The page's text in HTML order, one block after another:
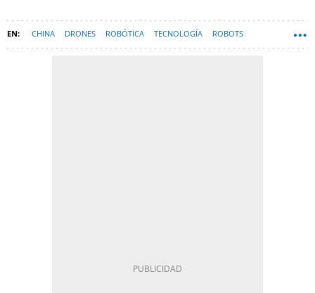
CHINA DRONES ROBÓTICA TECNOLOGÍA ROBOTS